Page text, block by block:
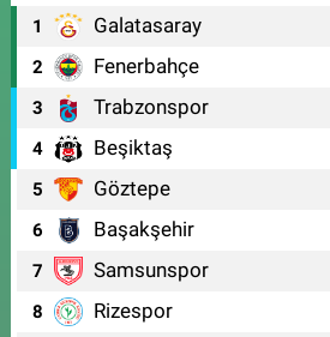
1 Galatasaray
2 Fenerbahçe
3 Trabzonspor
4 Beşiktaş
5 Göztepe
6 Başakşehir
7 Samsunspor
8 Rizespor